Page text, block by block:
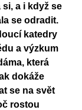
a i když se
se odradit.
katedry
a výzkum
která
dokáže
se na svět
rostou